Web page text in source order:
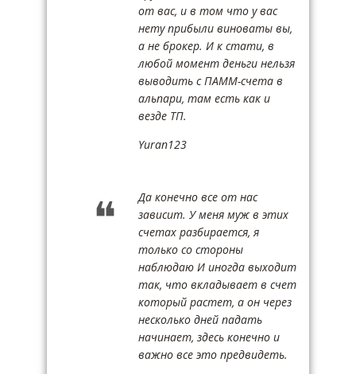
от вас, и в том что у вас
нету прибыли виноваты вы,
а не брокер. И к стати, в
любой момент деньги нельзя
выводить с ПАММ-счета в
альпари, там есть как и
везде ТП.
Yuran123
Да конечно все от нас
зависит. У меня муж в этих
счетах разбирается, я
только со стороны
наблюдаю И иногда выходит
так, что вкладывает в счет
который растет, а он через
несколько дней падать
начинает, здесь конечно и
важно все это предвидеть.